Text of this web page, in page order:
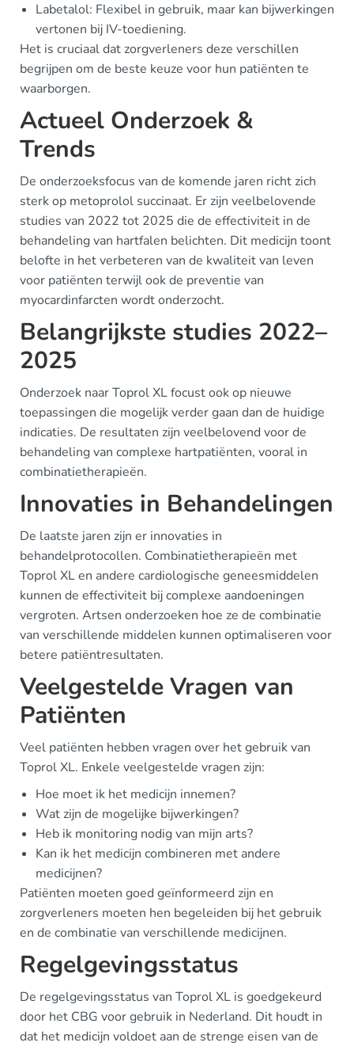
Labetalol: Flexibel in gebruik, maar kan bijwerkingen
vertonen bij IV-toediening.
Het is cruciaal dat zorgverleners deze verschillen
begrijpen om de beste keuze voor hun patiënten te
waarborgen.
Actueel Onderzoek &
Trends
De onderzoeksfocus van de komende jaren richt zich
sterk op metoprolol succinaat. Er zijn veelbelovende
studies van 2022 tot 2025 die de effectiviteit in de
behandeling van hartfalen belichten. Dit medicijn toont
belofte in het verbeteren van de kwaliteit van leven
voor patiënten terwijl ook de preventie van
myocardinfarcten wordt onderzocht.
Belangrijkste studies 2022–
2025
Onderzoek naar Toprol XL focust ook op nieuwe
toepassingen die mogelijk verder gaan dan de huidige
indicaties. De resultaten zijn veelbelovend voor de
behandeling van complexe hartpatiënten, vooral in
combinatietherapieën.
Innovaties in Behandelingen
De laatste jaren zijn er innovaties in
behandelprotocollen. Combinatietherapieën met
Toprol XL en andere cardiologische geneesmiddelen
kunnen de effectiviteit bij complexe aandoeningen
vergroten. Artsen onderzoeken hoe ze de combinatie
van verschillende middelen kunnen optimaliseren voor
betere patiëntresultaten.
Veelgestelde Vragen van
Patiënten
Veel patiënten hebben vragen over het gebruik van
Toprol XL. Enkele veelgestelde vragen zijn:
Hoe moet ik het medicijn innemen?
Wat zijn de mogelijke bijwerkingen?
Heb ik monitoring nodig van mijn arts?
Kan ik het medicijn combineren met andere
medicijnen?
Patiënten moeten goed geïnformeerd zijn en
zorgverleners moeten hen begeleiden bij het gebruik
en de combinatie van verschillende medicijnen.
Regelgevingsstatus
De regelgevingsstatus van Toprol XL is goedgekeurd
door het CBG voor gebruik in Nederland. Dit houdt in
dat het medicijn voldoet aan de strenge eisen van de